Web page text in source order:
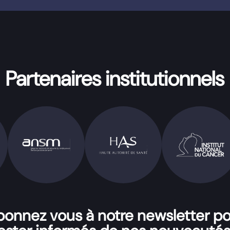
Partenaires institutionnels
vous à notre newsletter